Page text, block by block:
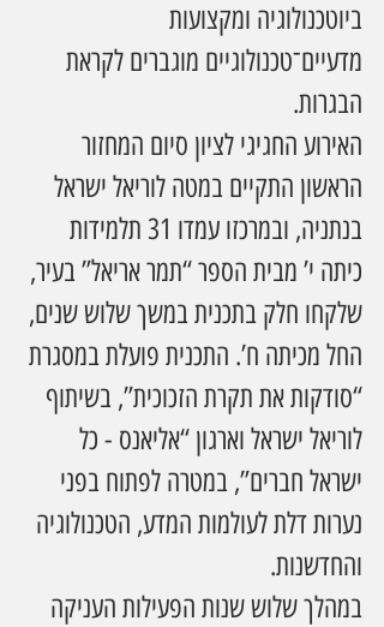
ביוטכנולוגיה ומקצועות
מדעיים־טכנולוגיים מוגברים לקראת
הבגרות.
האירוע החגיגי לציון סיום המחזור
הראשון התקיים במטה לוריאל ישראל
בנתניה, ובמרכזו עמדו 31 תלמידות
כיתה י’ מבית הספר “תמר אריאל” בעיר,
שלקחו חלק בתכנית במשך שלוש שנים,
החל מכיתה ח’. התכנית פועלת במסגרת
“סודקות את תקרת הזכוכית”, בשיתוף
לוריאל ישראל וארגון “אליאנס - כל
ישראל חברים”, במטרה לפתוח בפני
נערות דלת לעולמות המדע, הטכנולוגיה
והחדשנות.
במהלך שלוש שנות הפעילות העניקה